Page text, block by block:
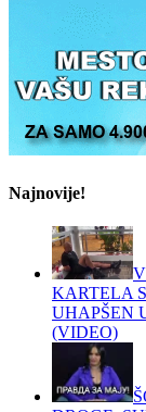
за:
Najnovije!
KARTELA
UHAPŠEN
(VIDEO)